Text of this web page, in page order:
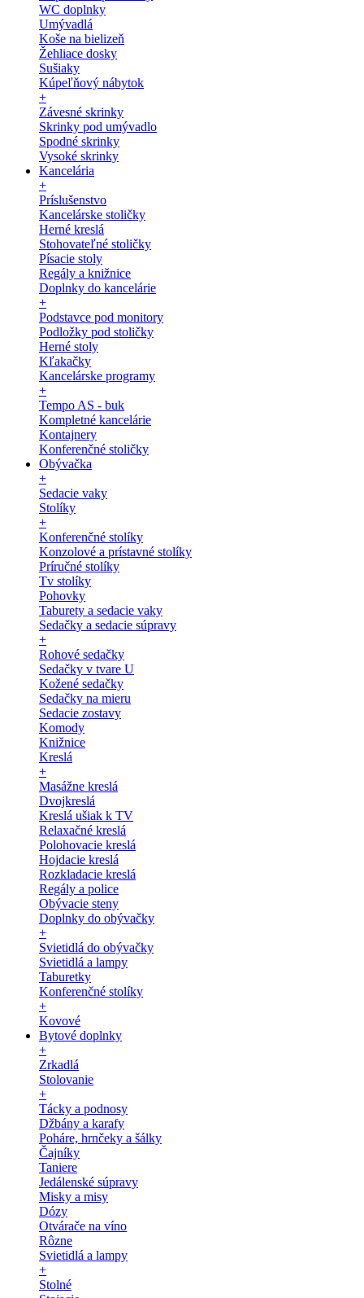
WC doplnky
Umývadlá
Koše na bielizeň
Žehliace dosky
Sušiaky
Kúpeľňový nábytok
+
Závesné skrinky
Skrinky pod umývadlo
Spodné skrinky
Vysoké skrinky
Kancelária
+
Príslušenstvo
Kancelárske stoličky
Herné kreslá
Stohovateľné stoličky
Písacie stoly
Regály a knižnice
Doplnky do kancelárie
+
Podstavce pod monitory
Podložky pod stoličky
Herné stoly
Kľakačky
Kancelárske programy
+
Tempo AS - buk
Kompletné kancelárie
Kontajnery
Konferenčné stoličky
Obývačka
+
Sedacie vaky
Stolíky
+
Konferenčné stolíky
Konzolové a prístavné stolíky
Príručné stolíky
Tv stolíky
Pohovky
Taburety a sedacie vaky
Sedačky a sedacie súpravy
+
Rohové sedačky
Sedačky v tvare U
Kožené sedačky
Sedačky na mieru
Sedacie zostavy
Komody
Knižnice
Kreslá
+
Masážne kreslá
Dvojkreslá
Kreslá ušiak k TV
Relaxačné kreslá
Polohovacie kreslá
Hojdacie kreslá
Rozkladacie kreslá
Regály a police
Obývacie steny
Doplnky do obývačky
+
Svietidlá do obývačky
Svietidlá a lampy
Taburetky
Konferenčné stolíky
+
Kovové
Bytové doplnky
+
Zrkadlá
Stolovanie
+
Tácky a podnosy
Džbány a karafy
Poháre, hrnčeky a šálky
Čajníky
Taniere
Jedálenské súpravy
Misky a misy
Dózy
Otvárače na víno
Rôzne
Svietidlá a lampy
+
Stolné